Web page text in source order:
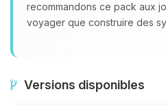
recommandons ce pack aux
voyager que construire des
Versions disponibles